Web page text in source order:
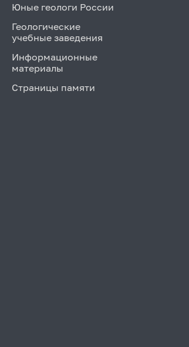
Юные геологи России
Геологические
учебные заведения
Информационные
материалы
Страницы памяти